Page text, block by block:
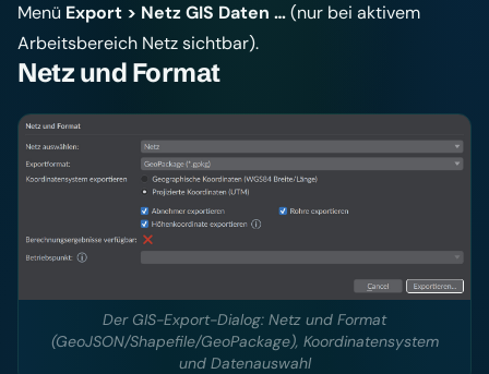
Menü Export > Netz GIS Daten …(nur bei aktivem
Arbeitsbereich Netz sichtbar).
Netz und Format
Der GIS-Export-Dialog: Netz und Format
(GeoJSON/Shapefile/GeoPackage), Koordinatensystem
und Datenauswahl